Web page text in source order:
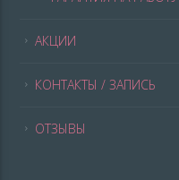
АКЦИИ
КОНТАКТЫ / ЗАПИСЬ
ОТЗЫВЫ